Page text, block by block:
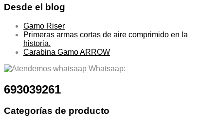
Desde el blog
Gamo Riser
Primeras armas cortas de aire comprimido en la
historia.
Carabina Gamo ARROW
Whatsaap:
693039261
Categorías de producto